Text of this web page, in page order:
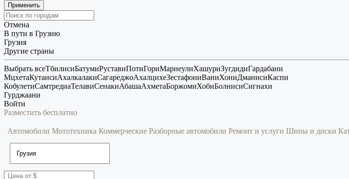
Применить
Отмена
В пути в Грузию
Грузия
Другие страны
Выбрать всеТбилисиБатумиРуставиПотиГориМарнеулиХашуриЗугдидиГардабани
МцхетаКутаисиАхалкалакиСагареджоАхалцихеЗестафониВаниХониДманисиКаспи
КобулетиСамтредиаТелавиСенакиАбашаАхметаБоржомиХобиБолнисиСигнахи
Гурджаани
Войти
Разместить бесплатно
Автомобили Мототехника Коммерческие Разборные автомобили Ремонт и услуги Шины и диски